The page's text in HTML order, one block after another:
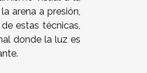
arena a presión,
estas técnicas,
donde la luz es